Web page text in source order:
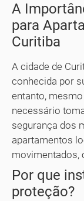
A
para
Curitiba
A cidade de
conhecida por
entanto,
necessário
segurança dos
apartamentos
movimentados,
Por que
proteção?